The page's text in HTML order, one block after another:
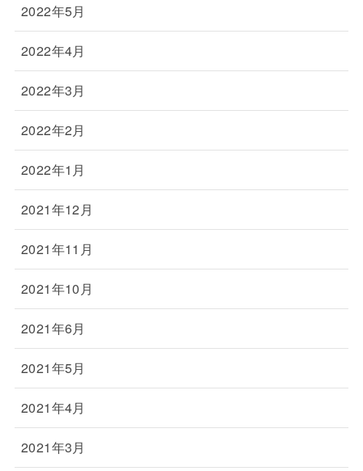
2022年5月
2022年4月
2022年3月
2022年2月
2022年1月
2021年12月
2021年11月
2021年10月
2021年6月
2021年5月
2021年4月
2021年3月